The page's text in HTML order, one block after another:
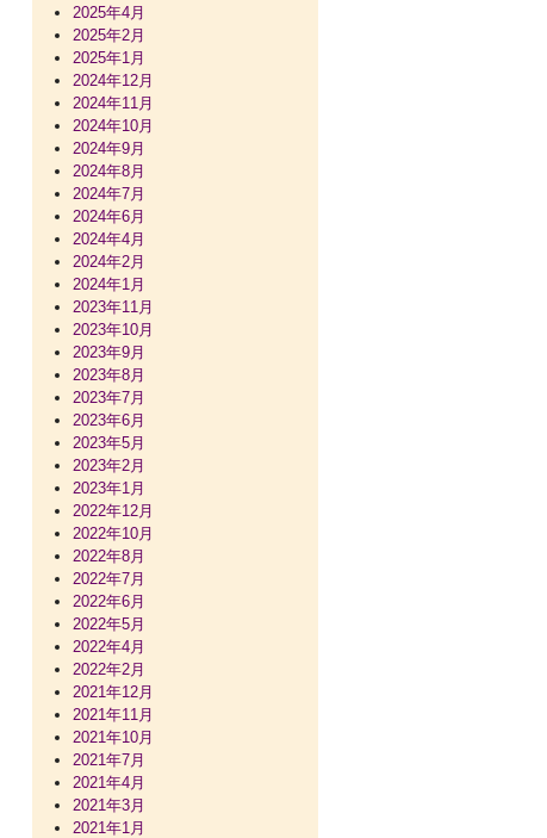
2025年4月
2025年2月
2025年1月
2024年12月
2024年11月
2024年10月
2024年9月
2024年8月
2024年7月
2024年6月
2024年4月
2024年2月
2024年1月
2023年11月
2023年10月
2023年9月
2023年8月
2023年7月
2023年6月
2023年5月
2023年2月
2023年1月
2022年12月
2022年10月
2022年8月
2022年7月
2022年6月
2022年5月
2022年4月
2022年2月
2021年12月
2021年11月
2021年10月
2021年7月
2021年4月
2021年3月
2021年1月